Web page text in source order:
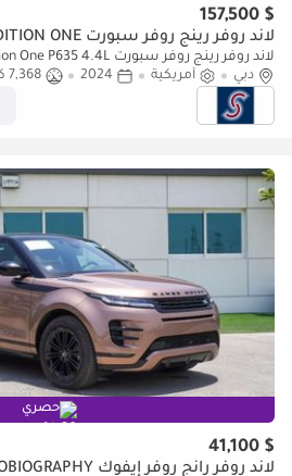
$ 157,500
لاند روفر رينج روفر سبورت SV EDITION ONE
لاند روفر رينج روفر سبورت SV Edition One P635 4.4L
دبي
أمريكية 2024
7,368 كيلومتر
حصري
$ 41,100
لاند روفر رانج روفر إيفوك AUTOBIOGRAPHY